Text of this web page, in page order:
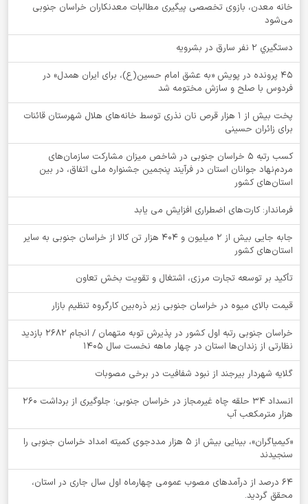
خانه معدن، بازوی تخصصی پیگیری مطالبات معدنکاران خراسان جنوبی
می‌شود
دستگيري 2 نفر سارق در بشرويه
۴۵ پرونده در پویش «به عشق امام حسین(ع)، برای ایران همدل» در
فردوس با صلح و سازش مختومه شد
پخت بیش از 1 هزار قرص نان نذری توسط خانه‌های هلال شهرستان قائنات
برای زائران حسینی
کسب رتبه ۵ خراسان جنوبی در شاخص میزان مشارکت سازمان‌های
مردم‌نهاد جوانان استان در فرآیند پنجمین جشنواره ملی اتفاق، در بین
استان‌های کشور
فرماندار: کارت‌های اضطراری افزایش می یابد
جابه جایی بیش از 2 میلیون و 404 هزار تن کالا از خراسان جنوبی به سایر
استان‌های کشور
تأکید بر توسعه تجارت مرزی، اشتغال و تقویت بخش تعاون
قیمت بالای میوه در خراسان جنوبی زیر ذره‌بین کارگروه تنظیم بازار
خراسان جنوبی رتبه اول کشور در پذیرش توبه متهمان / انجام ۲۶۸۲ بازدید
نظارتی از زندان‌ها استان در چهار ماهه نخست سال 1405
گلایه شهردار بیرجند از نبود شفافیت در برخی مصوبات
انسداد ۳۴ حلقه چاه غیرمجاز در خراسان جنوبی؛ جلوگیری از برداشت ۲۶۰
هزار مترمکعب آب
«کیمیاگران»، بینایی بیش از ۵ هزار مددجوی کمیته امداد خراسان جنوبی را
سنجیدند
64 درصد از درآمدهای مصوب عمومی چهارماه اول سال جاری در استان،
محقق گردید.